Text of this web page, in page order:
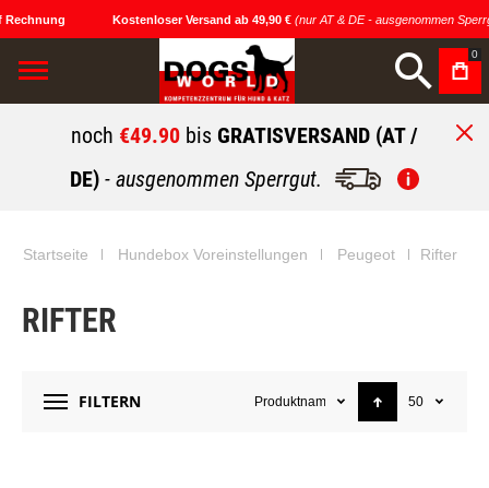
Kostenloser Versand ab 49,90 €(nur AT & DE - ausgenommen
0
noch €49.90 bis GRATISVERSAND (AT /
DE) - ausgenommen Sperrgut.
Startseite Hundebox Voreinstellungen Peugeot Rifter
RIFTER
FILTERN Produktname 50